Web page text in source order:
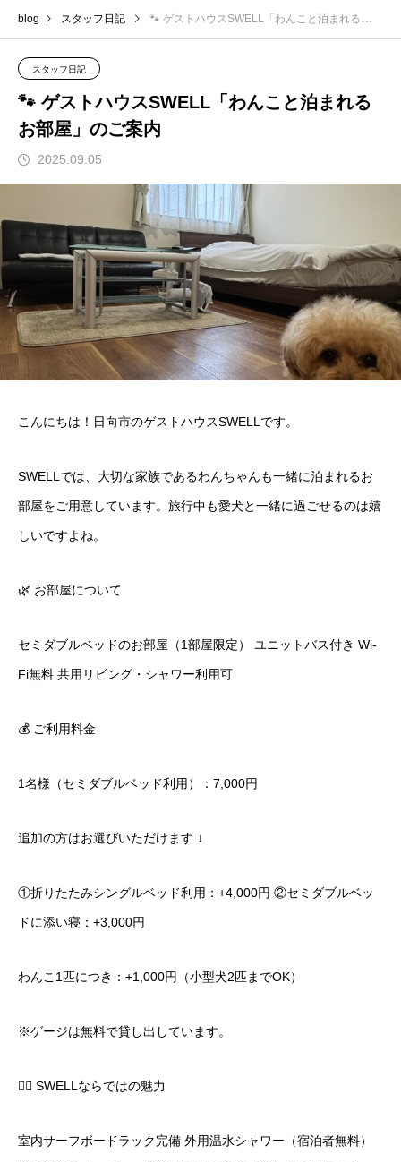
blog スタッフ日記 🐾 ゲストハウスSWELL「わんこと泊まれるお部屋」のご案内
スタッフ日記
🐾 ゲストハウスSWELL「わんこと泊まれる
お部屋」のご案内
2025.09.05
こんにちは！日向市のゲストハウスSWELLです。
SWELLでは、大切な家族であるわんちゃんも一緒に泊まれるお
部屋をご用意しています。旅行中も愛犬と一緒に過ごせるのは嬉
しいですよね。
🌿 お部屋について
セミダブルベッドのお部屋（1部屋限定） ユニットバス付き Wi-
Fi無料 共用リビング・シャワー利用可
💰 ご利用料金
1名様（セミダブルベッド利用）：7,000円
追加の方はお選びいただけます ↓
①折りたたみシングルベッド利用：+4,000円 ②セミダブルベッ
ドに添い寝：+3,000円
わんこ1匹につき：+1,000円（小型犬2匹までOK）
※ゲージは無料で貸し出しています。
🏄‍♂️ SWELLならではの魅力
室内サーフボードラック完備 外用温水シャワー（宿泊者無料）